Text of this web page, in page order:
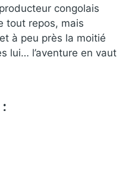
congolais
tout repos, mais
à peu près la moitié
lui… l’aventure en vaut
: